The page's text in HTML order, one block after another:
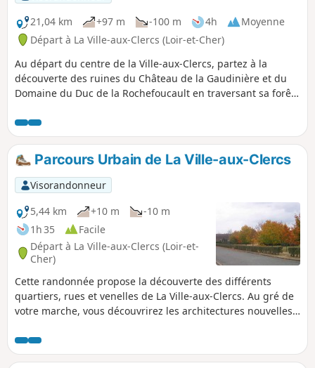
21,04 km
+97 m -100 m 4h
Moyenne
Départ à La Ville-aux-Clercs (Loir-et-Cher)
Au départ du centre de la Ville-aux-Clercs, partez à la
découverte des ruines du Château de la Gaudinière et du
Domaine du Duc de la Rochefoucault en traversant sa forêt.
vers le plan d'eau du village après avoir aperçu la Chapelle
Sainte-Radegonde.
Parcours Urbain de La Ville-aux-Clercs
Visorandonneur
5,44 km
+10 m
-10 m
1h 35
Facile
Départ à La Ville-aux-Clercs (Loir-et-
Cher)
Cette randonnée propose la découverte des différents
quartiers, rues et venelles de La Ville-aux-Clercs. Au gré de
votre marche, vous découvrirez les architectures nouvelles
campagne toute proche et visite au petit cours d'eau du
Gratteloup et son gué.